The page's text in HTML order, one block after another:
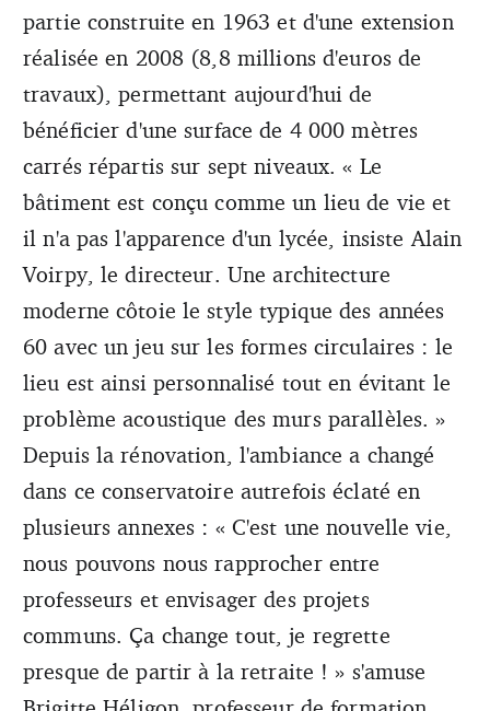
partie construite en 1963 et d'une extension
réalisée en 2008 (8,8 millions d'euros de
travaux), permettant aujourd'hui de
bénéficier d'une surface de 4 000 mètres
carrés répartis sur sept niveaux. « Le
bâtiment est conçu comme un lieu de vie et
il n'a pas l'apparence d'un lycée, insiste Alain
Voirpy, le directeur. Une architecture
moderne côtoie le style typique des années
60 avec un jeu sur les formes circulaires : le
lieu est ainsi personnalisé tout en évitant le
problème acoustique des murs parallèles. »
Depuis la rénovation, l'ambiance a changé
dans ce conservatoire autrefois éclaté en
plusieurs annexes : « C'est une nouvelle vie,
nous pouvons nous rapprocher entre
professeurs et envisager des projets
communs. Ça change tout, je regrette
presque de partir à la retraite ! » s'amuse